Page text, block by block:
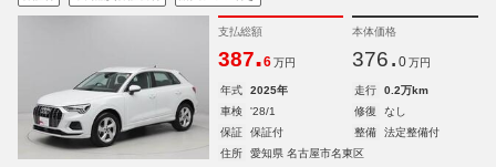
支払総額
387.6 万円
本体価格
376. 0 万円
年式 2025年 走行
0.2万km
車検
'28/1 修復
なし
保証
保証付 整備
法定整備付
住所
愛知県 名古屋市名東区